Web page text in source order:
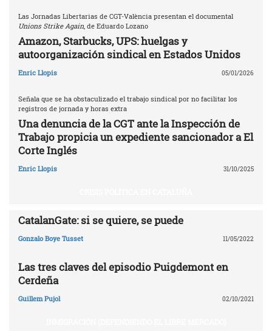
Las Jornadas Libertarias de CGT-València presentan el documental
Unions Strike Again, de Eduardo Lozano
Amazon, Starbucks, UPS: huelgas y
autoorganización sindical en Estados Unidos
Enric Llopis 05/01/2026
Señala que se ha obstaculizado el trabajo sindical por no facilitar los
registros de jornada y horas extra
Una denuncia de la CGT ante la Inspección de
Trabajo propicia un expediente sancionador a El
Corte Inglés
Enric Llopis 31/10/2025
CatalanGate: si se quiere, se puede
Gonzalo Boye Tusset 11/05/2022
Las tres claves del episodio Puigdemont en
Cerdeña
Guillem Pujol 02/10/2021